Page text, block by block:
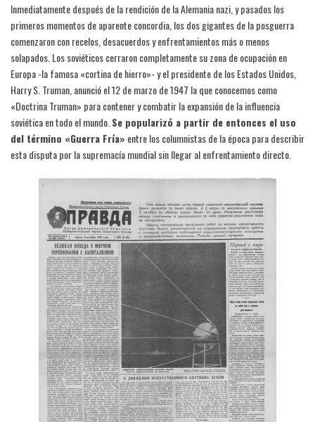
Inmediatamente después de la rendición de la Alemania nazi, y pasados los
primeros momentos de aparente concordia, los dos gigantes de la posguerra
comenzaron con recelos, desacuerdos y enfrentamientos más o menos
solapados. Los soviéticos cerraron completamente su zona de ocupación en
Europa -la famosa «cortina de hierro»- y el presidente de los Estados Unidos,
Harry S. Truman, anunció el 12 de marzo de 1947 la que conocemos como
«Doctrina Truman» para contener y combatir la expansión de la influencia
soviética en todo el mundo. Se popularizó a partir de entonces el uso
del término «Guerra Fría» entre los columnistas de la época para describir
esta disputa por la supremacía mundial sin llegar al enfrentamiento directo.